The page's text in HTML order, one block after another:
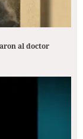
al doctor